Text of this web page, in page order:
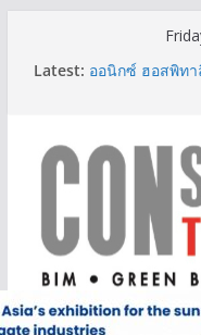
Latest:
ผู้เชี่ยวชาญด้า
มาตรฐานตั้งแต่
การเดินทางที่ส
What You Love”
BCT Expo
Construction
ก่อสร้างและเหมื
ลลิล พร็อพเพอ
เดินหน้าสร้างกา
IHG Hotels &
อ่าวนางแห่งแร